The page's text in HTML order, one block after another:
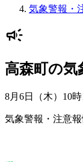
気象警報・
高森町の気
8月6日（木）10時
気象警報・注意